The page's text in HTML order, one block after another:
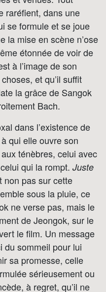
raréfient, dans une
se formule et se joue
la mise en scène n’ose
étonnée de voir de
à l’image de son
et qu’il suffit
la grâce de Sangok
Bach.
dans l’existence de
qui elle ouvre son
ténèbres, celui avec
qui la rompt. Juste
pas sur cette
sous la pluie, ce
ne verse pas, mais le
de Jeongok, sur le
le film. Un message
du sommeil pour lui
sa promesse, celle
sérieusement ou
à regret, qu’il ne